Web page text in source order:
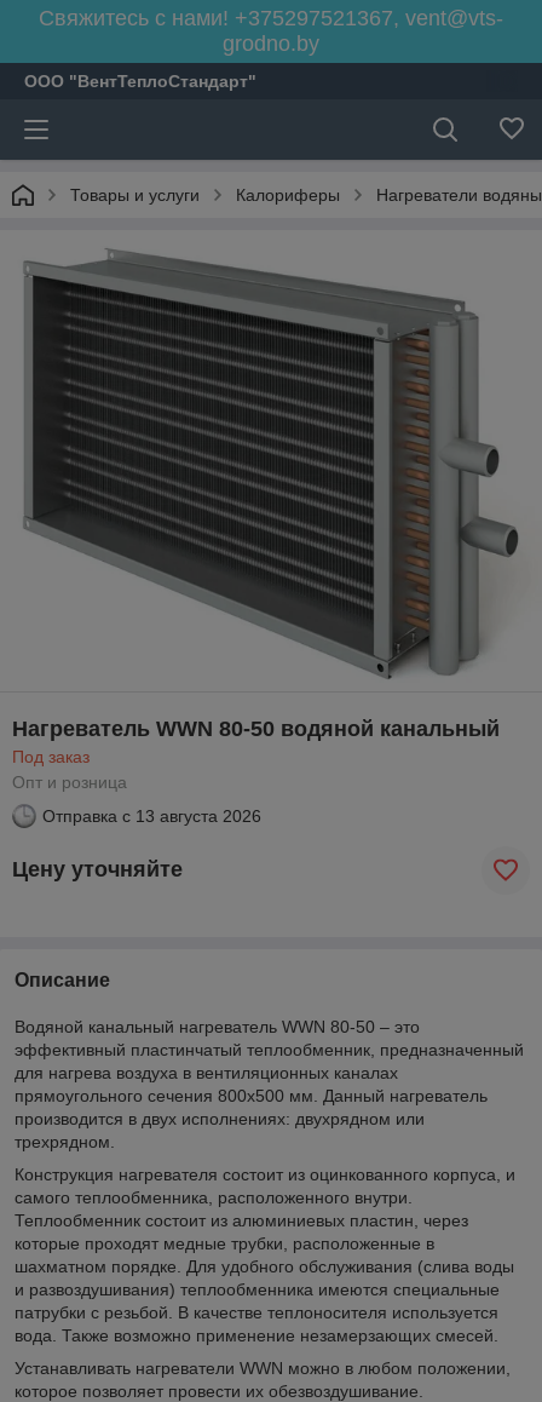
Свяжитесь с нами! +375297521367, vent@vts-
grodno.by
ООО "ВентТеплоСтандарт"
Товары и услуги Калориферы Нагреватели
Нагреватель WWN 80-50 водяной канальный
Под заказ
Опт и розница
Отправка с 13 августа 2026
Цену уточняйте
Описание
Водяной канальный нагреватель WWN 80-50 – это
эффективный пластинчатый теплообменник, предназначенный
для нагрева воздуха в вентиляционных каналах
прямоугольного сечения 800х500 мм. Данный нагреватель
производится в двух исполнениях: двухрядном или
трехрядном.
Конструкция нагревателя состоит из оцинкованного корпуса, и
самого теплообменника, расположенного внутри.
Теплообменник состоит из алюминиевых пластин, через
которые проходят медные трубки, расположенные в
шахматном порядке. Для удобного обслуживания (слива воды
и развоздушивания) теплообменника имеются специальные
патрубки с резьбой. В качестве теплоносителя используется
вода. Также возможно применение незамерзающих смесей.
Устанавливать нагреватели WWN можно в любом положении,
которое позволяет провести их обезвоздушивание.